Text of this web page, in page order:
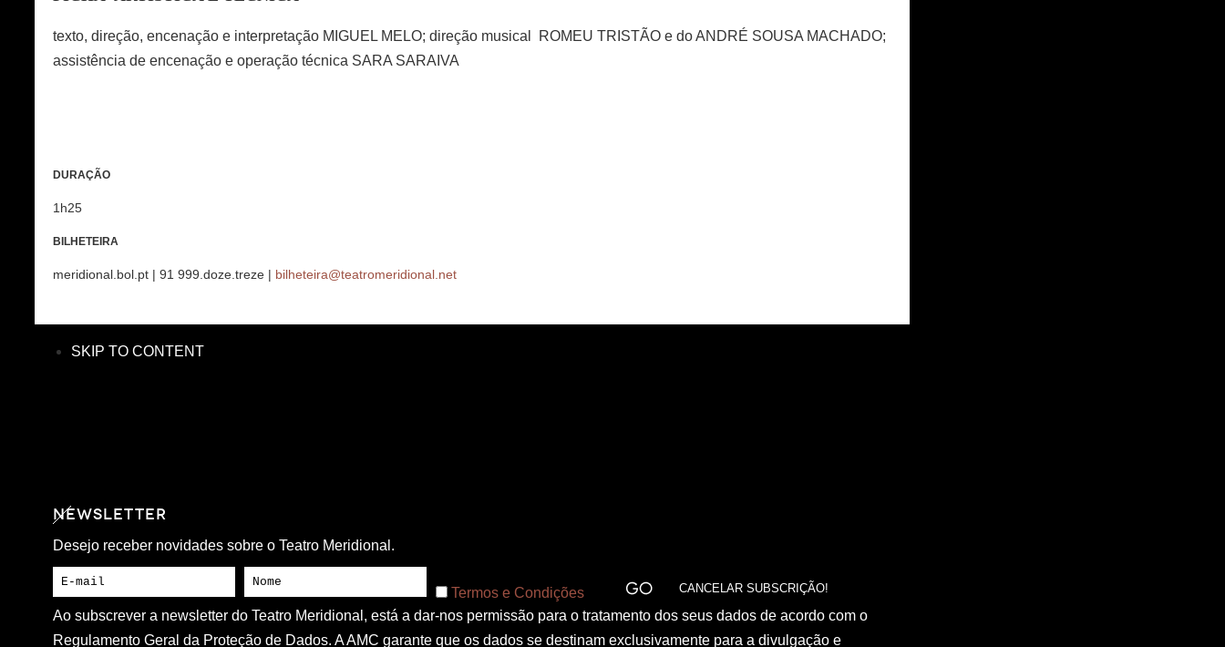
texto, direção, encenação e interpretação MIGUEL MELO; direção musical ROMEU TRISTÃO e do ANDRÉ SOUSA MACHADO;
assistência de encenação e operação técnica SARA SARAIVA
DURAÇÃO
1h25
BILHETEIRA
meridional.bol.pt | 91 999.doze.treze | bilheteira@teatromeridional.net
SKIP TO CONTENT
NEWSLETTER
Desejo receber novidades sobre o Teatro Meridional.
Termos e Condições
Ao subscrever a newsletter do Teatro Meridional, está a dar-nos permissão para o tratamento dos seus dados de acordo com o
Regulamento Geral da Proteção de Dados. A AMC garante que os dados se destinam exclusivamente para a divulgação e